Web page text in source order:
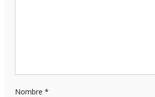
Nombre *